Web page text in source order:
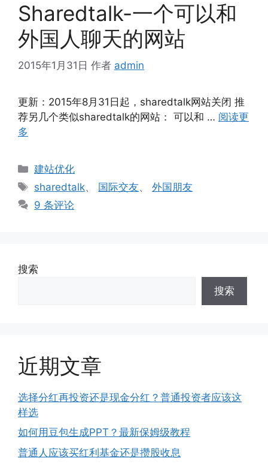
Sharedtalk-一个可以和
外国人聊天的网站
2015年1月31日 作者 admin
更新：2015年8月31日起，sharedtalk网站关闭 推
荐另几个类似sharedtalk的网站： 可以和 … 阅读更
多
分
类
建站优化
标
签
sharedtalk、 国际交友、外国朋友
9 条评论
搜索
搜索
近期文章
选择分红再投资还是现金分红？普通投资者应该这
样选
如何用豆包生成PPT？最新保姆级教程
普通人应该买红利基金还是攒股收息